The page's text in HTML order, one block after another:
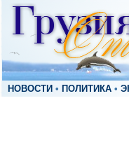
НОВОСТИ • ПОЛИТИКА •